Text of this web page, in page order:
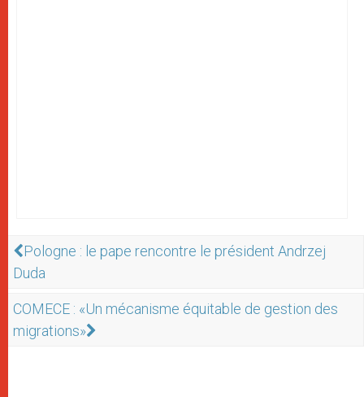
Pologne : le pape rencontre le président Andrzej
Duda
COMECE : «Un mécanisme équitable de gestion des
migrations»